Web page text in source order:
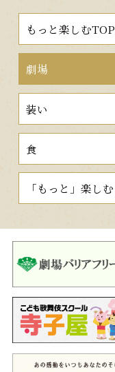
もっと楽しむTOP
劇場
装い
食
「もっと」楽しむ